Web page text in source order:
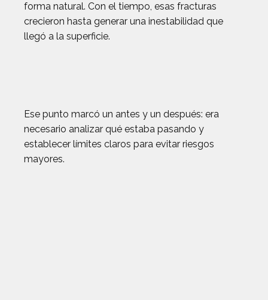
forma natural. Con el tiempo, esas fracturas
crecieron hasta generar una inestabilidad que
llegó a la superficie.
Ese punto marcó un antes y un después: era
necesario analizar qué estaba pasando y
establecer límites claros para evitar riesgos
mayores.